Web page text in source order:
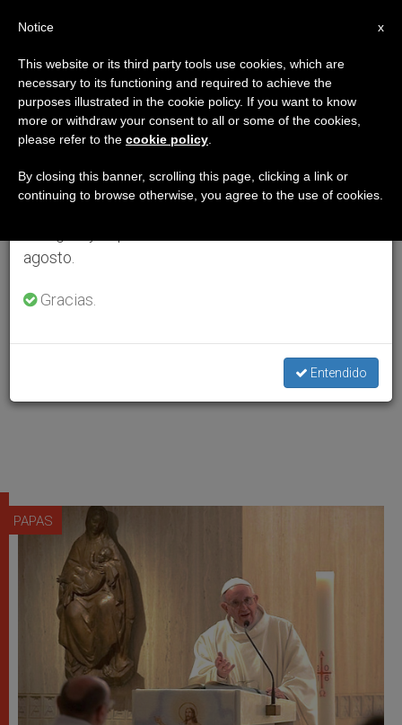
PAPAS
×
Aviso importante
Del 27 de julio al 7 de agosto haremos la pausa
anual, aprovechando que en el periodo de verano
se generan menos informaciones y también el
agosto.
Gracias.
Entendido
x
Notice
This website or its third party tools use cookies, which are
necessary to its functioning and required to achieve the
purposes illustrated in the cookie policy. If you want to know
more or withdraw your consent to all or some of the cookies,
please refer to the cookie policy
By closing this banner, scrolling this page, clicking a link or
continuing to browse otherwise, you agree to the use of cookies.